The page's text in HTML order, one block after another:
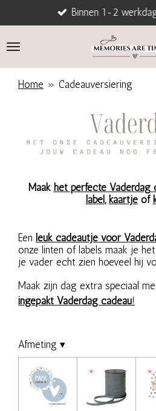
direct
naar
Binnen 1-2
Home » Cadeauversiering
Maak het perfecte Vaderdag
label , kaartjeof
Een leuk cadeautje voor
onze linten of labels maak je
je vader echt zien hoeveel hij
Maak zijn dag extra speciaal
ingepakt Vaderdag cadeau!
Afmeting ▾